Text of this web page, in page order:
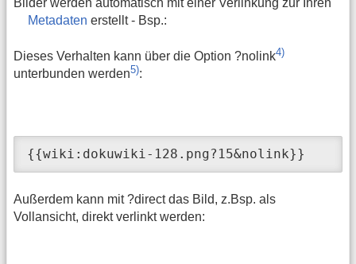
Bilder werden automatisch mit einer Verlinkung zur Ihren
Metadaten erstellt - Bsp.:
Dieses Verhalten kann über die Option ?nolink4)
unterbunden werden5):
{{wiki:dokuwiki-128.png?15&nolink}}
Außerdem kann mit ?direct das Bild, z.Bsp. als
Vollansicht, direkt verlinkt werden: